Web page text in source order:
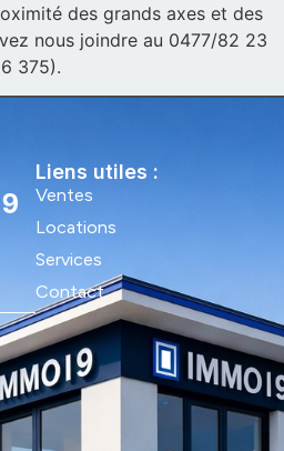
des grands axes et des
nous joindre au 0477/82 23
375).
Liens utiles :
Ventes
Locations
Services
Contact